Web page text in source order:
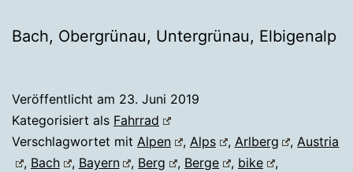
Bach, Obergrünau, Untergrünau, Elbigenalp
Veröffentlicht am 23. Juni 2019
Kategorisiert als Fahrrad
Verschlagwortet mit Alpen , Alps , Arlberg ,Austria
, Bach , Bayern , Berg , Berge , bike
,